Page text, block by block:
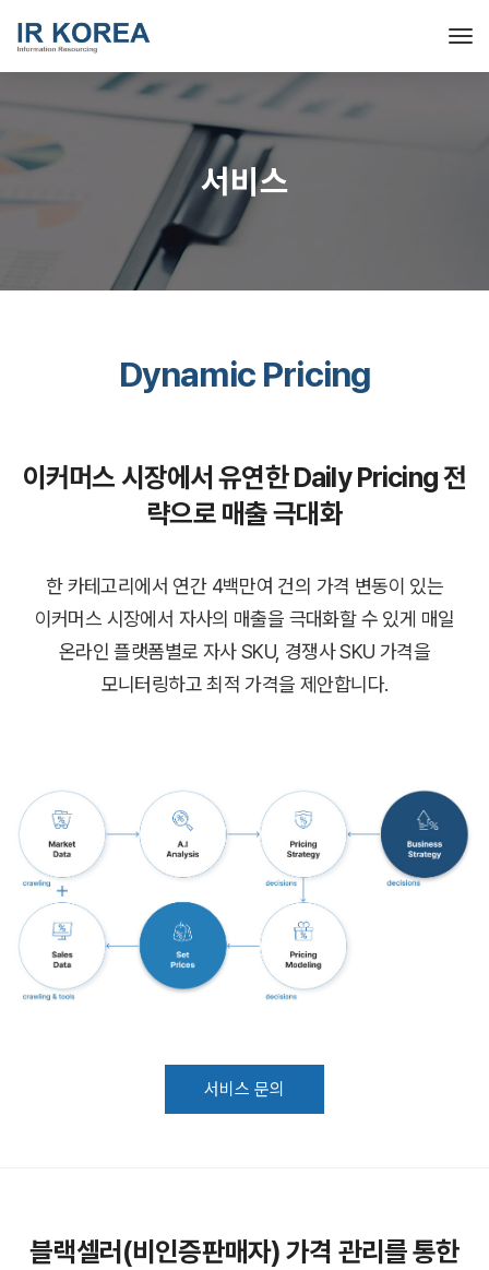
서비스
Dynamic Pricing
이커머스 시장에서 유연한 Daily Pricing 전
략으로 매출 극대화
한 카테고리에서 연간 4백만여 건의 가격 변동이 있는
이커머스 시장에서 자사의 매출을 극대화할 수 있게 매일
온라인 플랫폼별로 자사 SKU, 경쟁사 SKU 가격을
모니터링하고 최적 가격을 제안합니다.
서비스 문의
블랙셀러(비인증판매자) 가격 관리를 통한